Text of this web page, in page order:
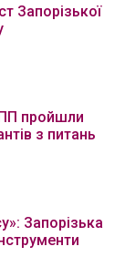
Запорізької
пройшли
з питань
Запорізька